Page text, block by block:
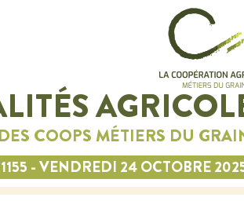
COOPS MÉTIERS DU
- VENDREDI 24 OCTOBRE